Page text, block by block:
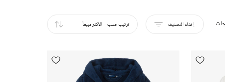
إخفاء التصنيف ترتيب حسب- الأكثر مبيعاً